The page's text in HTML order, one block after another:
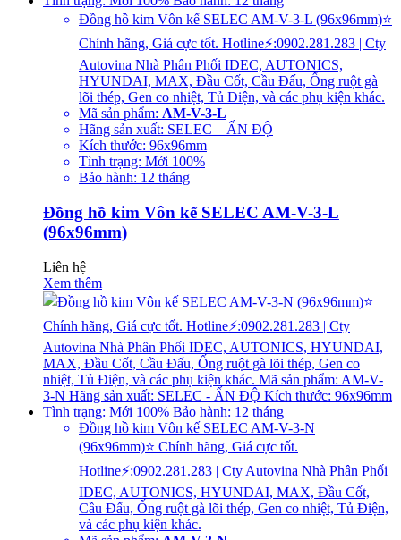
Đồng hồ kim Vôn kế SELEC AM-V-3-L (96x96mm)⭐
Chính hãng, Giá cực tốt. Hotline⚡:0902.281.283 | Cty
Autovina Nhà Phân Phối IDEC, AUTONICS,
HYUNDAI, MAX, Đầu Cốt, Cầu Đấu, Ống ruột gà
lõi thép, Gen co nhiệt, Tủ Điện, và các phụ kiện khác.
Mã sản phẩm: AM-V-3-L
Hãng sản xuất: SELEC – ẤN ĐỘ
Kích thước: 96x96mm
Tình trạng: Mới 100%
Bảo hành: 12 tháng
Đồng hồ kim Vôn kế SELEC AM-V-3-L
(96x96mm)
Liên hệ
Xem thêm
Đồng hồ kim Vôn kế SELEC AM-V-3-N
(96x96mm)⭐ Chính hãng, Giá cực tốt.
Hotline⚡:0902.281.283 | Cty Autovina Nhà Phân Phối
IDEC, AUTONICS, HYUNDAI, MAX, Đầu Cốt,
Cầu Đấu, Ống ruột gà lõi thép, Gen co nhiệt, Tủ Điện,
và các phụ kiện khác.